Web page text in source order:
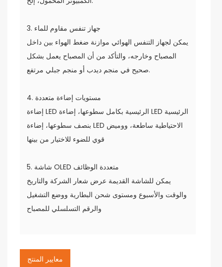
3. جهاز تنفس مقاوم للماء
يمكن لجهاز التنفس الهوائي موازنة ضغط الهواء بين داخل
المصباح وخارجه، والتأكد من أن المصباح يعمل بشكل
صحيح في منجم ديدب أو منجم جبلي مرتفع.
4. مستويات إضاءة متعددة
إضاءة LED الرئيسية بكامل سطوعها، إضاءة LED الرئيسية
بنصف سطوعها، إضاءة LED الاحتياطية ساطعة، ووميض
قوي للضوء للاختيار من بينها
5. شاشة OLED متعددة الوظائف
يمكن للشاشة القديمة عرض شعار الشركة والتاريخ
والوقت والأسبوع ومستوى شحن البطارية ووضع التشغيل
والرقم التسلسلي للمصباح
معايير المنتج